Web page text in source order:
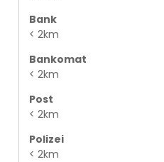
Bank
< 2km
Bankomat
< 2km
Post
< 2km
Polizei
< 2km